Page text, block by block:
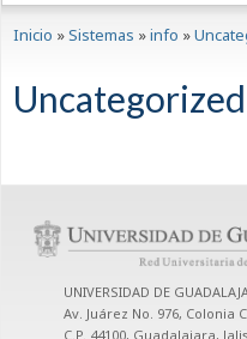
Inicio »Sistemas »info »
Uncategorized
UNIVERSIDAD DE
Av. Juárez No. 976, Colonia
C.P. 44100, Guadalajara,